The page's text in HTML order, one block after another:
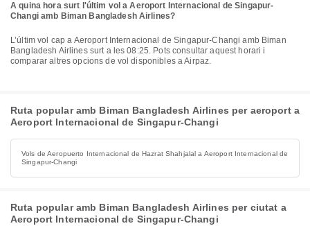
A quina hora surt l'últim vol a Aeroport Internacional de Singapur-
Changi amb Biman Bangladesh Airlines?
L’últim vol cap a Aeroport Internacional de Singapur-Changi amb Biman
Bangladesh Airlines surt a les 08:25. Pots consultar aquest horari i
comparar altres opcions de vol disponibles a Airpaz.
Ruta popular amb Biman Bangladesh Airlines per aeroport a
Aeroport Internacional de Singapur-Changi
Vols de Aeropuerto Internacional de Hazrat Shahjalal a Aeroport Internacional de
Singapur-Changi
Ruta popular amb Biman Bangladesh Airlines per ciutat a
Aeroport Internacional de Singapur-Changi